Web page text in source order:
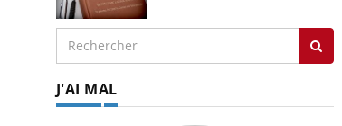
Comment nous percevons le chaud
et le froid : une recherche éclaire le
sujet
J'AI MAL